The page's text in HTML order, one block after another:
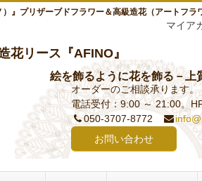
プリザーブドフラワー＆高級造花（アートフラ
マイア
花リース『AFINO』
絵を飾るように花を飾る－上
オーダーのご相談承ります。
電話受付：9:00 ～ 21:00。
050-3707-8772
お問い合わせ